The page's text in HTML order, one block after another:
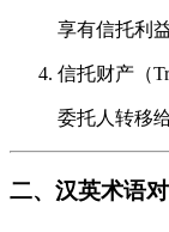
享有信托利
信托财产（
委托人转移
二、汉英术语